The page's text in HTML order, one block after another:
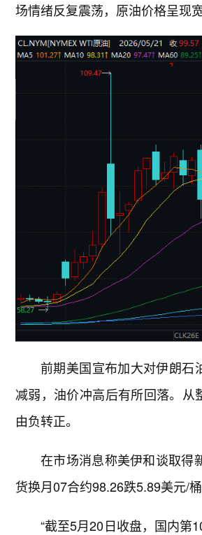
场情绪反复震荡，原油价格呈现
前期美国宣布加大对伊朗石
减弱，油价冲高后有所回落。
由负转正。
在市场消息称美伊和谈取得
货换月07合约98.26跌5.89美元/
“截至5月20日收盘，国内第